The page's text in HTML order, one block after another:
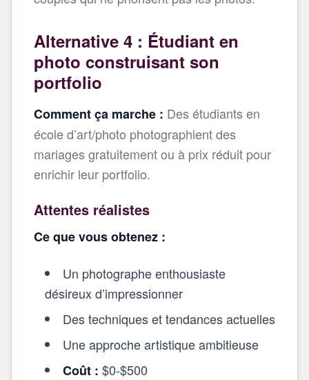
Alternative 4 : Étudiant en
photo construisant son
portfolio
Comment ça marche : Des étudiants en
école d’art/photo photographient des
mariages gratuitement ou à prix réduit pour
enrichir leur portfolio.
Attentes réalistes
Ce que vous obtenez :
Un photographe enthousiaste
désireux d’impressionner
Des techniques et tendances actuelles
Une approche artistique ambitieuse
Coût : $0-$500